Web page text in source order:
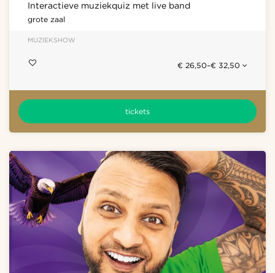
Interactieve muziekquiz met live band
grote zaal
MUZIEKSHOW
€ 26,50–€ 32,50
tickets